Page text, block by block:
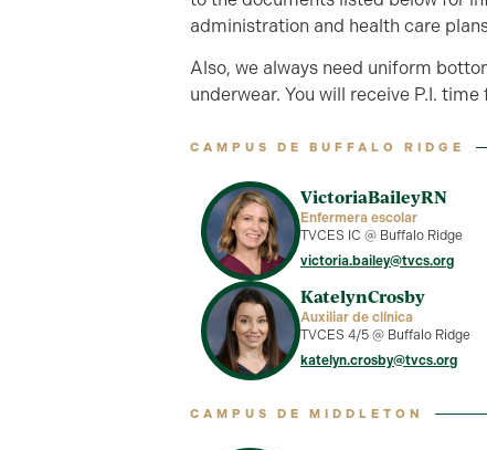
administration and health care
Also, we always need uniform
underwear. You will receive P.I.
CAMPUS DE BUFFALO RIDGE
VictoriaBaileyRN
Enfermera escolar
TVCES IC @ Buffalo Ridge
victoria.bailey@tvcs.org
KatelynCrosby
Auxiliar de clínica
TVCES 4/5 @ Buffalo Ridge
katelyn.crosby@tvcs.org
CAMPUS DE MIDDLETON